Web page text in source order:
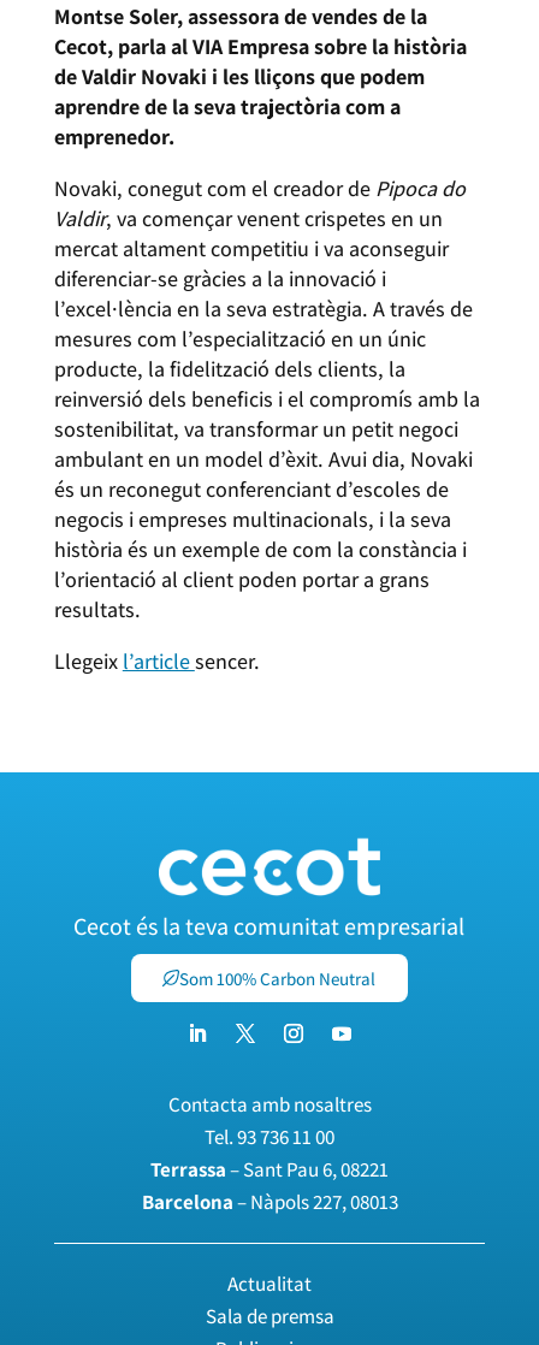
Montse Soler, assessora de vendes de la
Cecot, parla al VIA Empresa sobre la història
de Valdir Novaki i les lliçons que podem
aprendre de la seva trajectòria com a
emprenedor.
Novaki, conegut com el creador de Pipoca do
Valdir, va començar venent crispetes en un
mercat altament competitiu i va aconseguir
diferenciar-se gràcies a la innovació i
l’excel·lència en la seva estratègia. A través de
mesures com l’especialització en un únic
producte, la fidelització dels clients, la
reinversió dels beneficis i el compromís amb la
sostenibilitat, va transformar un petit negoci
ambulant en un model d’èxit. Avui dia, Novaki
és un reconegut conferenciant d’escoles de
negocis i empreses multinacionals, i la seva
història és un exemple de com la constància i
l’orientació al client poden portar a grans
resultats.
Llegeix l’articlesencer.
Cecot és la teva comunitat empresarial
Som 100% Carbon Neutral
Contacta amb nosaltres
Tel.93 736 11 00
Terrassa– Sant Pau 6, 08221
Barcelona– Nàpols 227, 08013
Actualitat
Sala de premsa